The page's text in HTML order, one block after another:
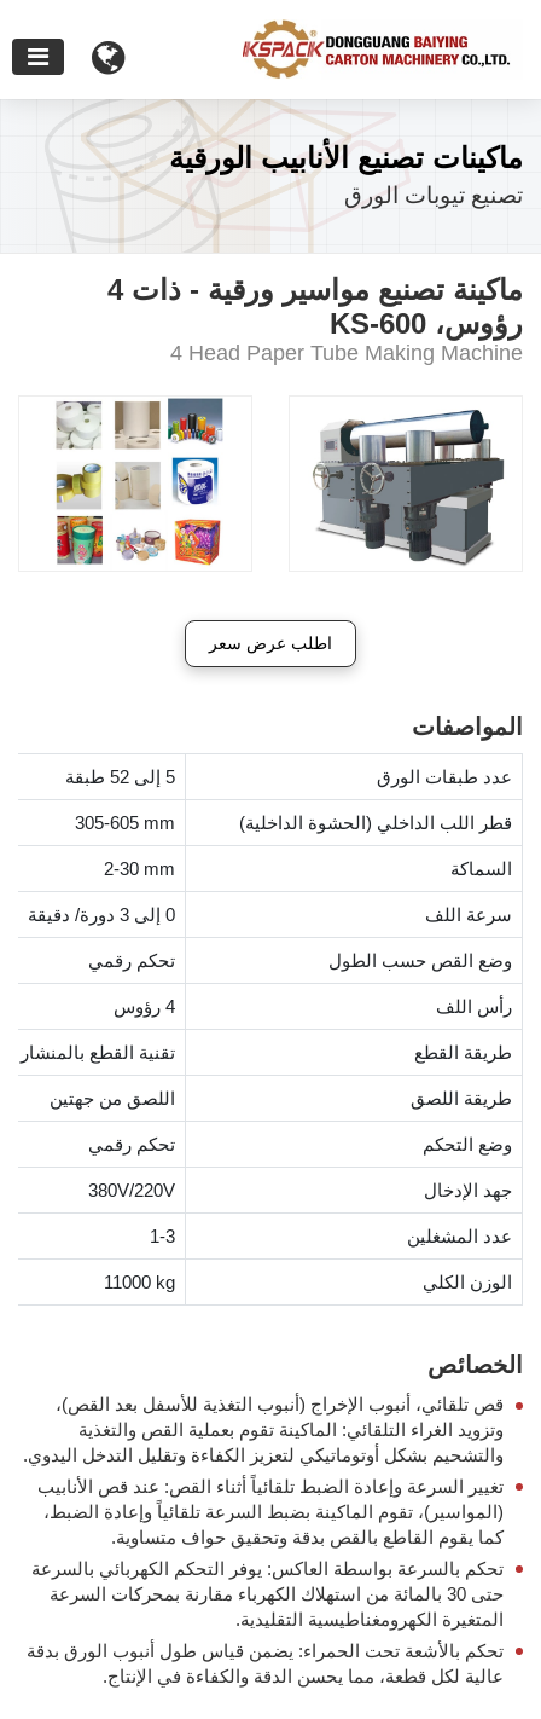
ماكينات تصنيع الأنابيب الورقية
تصنيع تيوبات الورق
ماكينة تصنيع مواسير ورقية - ذات 4
رؤوس، KS-600
4 Head Paper Tube Making Machine
اطلب عرض سعر
المواصفات
عدد طبقات الورق 5 إلى 52 طبقة
قطر اللب الداخلي (الحشوة الداخلية) 305-605 mm
السماكة 2-30 mm
سرعة اللف 0 إلى 3 دورة/ دقيقة
وضع القص حسب الطول تحكم رقمي
رأس اللف 4 رؤوس
طريقة القطع تقنية القطع بالمنشار
طريقة اللصق اللصق من جهتين
وضع التحكم تحكم رقمي
جهد الإدخال 380V/220V
عدد المشغلين 1-3
الوزن الكلي 11000 kg
الخصائص
قص تلقائي، أنبوب الإخراج (أنبوب التغذية للأسفل بعد القص)،
وتزويد الغراء التلقائي: الماكينة تقوم بعملية القص والتغذية
والتشحيم بشكل أوتوماتيكي لتعزيز الكفاءة وتقليل التدخل اليدوي.
تغيير السرعة وإعادة الضبط تلقائياً أثناء القص: عند قص الأنابيب
(المواسير)، تقوم الماكينة بضبط السرعة تلقائياً وإعادة الضبط،
كما يقوم القاطع بالقص بدقة وتحقيق حواف متساوية.
تحكم بالسرعة بواسطة العاكس: يوفر التحكم الكهربائي بالسرعة
حتى 30 بالمائة من استهلاك الكهرباء مقارنة بمحركات السرعة
المتغيرة الكهرومغناطيسية التقليدية.
تحكم بالأشعة تحت الحمراء: يضمن قياس طول أنبوب الورق بدقة
عالية لكل قطعة، مما يحسن الدقة والكفاءة في الإنتاج.